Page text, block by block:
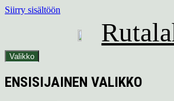
Siirry sisältöön
Valikko
ENSISIJAINEN VALIKKO